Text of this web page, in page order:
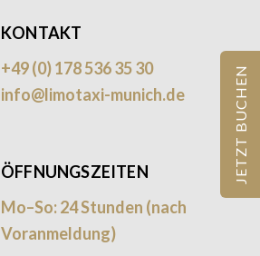
KONTAKT
+49 (0) 178 536 35 30
info@limotaxi-munich.de
ÖFFNUNGSZEITEN
Mo–So: 24 Stunden (nach
Voranmeldung)
JETZT BUCHEN